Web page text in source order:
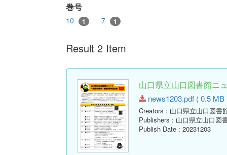
巻号
10 1 7 1
Result 2 Item
山口県立山口図書館ニ
news1203.pdf ( 0.5 MB
Creators : 山口県立山口図書
Publishers : 山口県立山口図
Publish Date : 20231203